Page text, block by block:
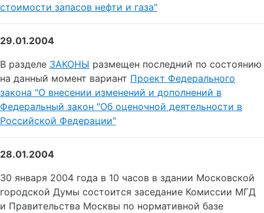
стоимости запасов нефти и газа"
29.01.2004
В разделе ЗАКОНЫ размещен последний по состоянию
на данный момент вариант Проект Федерального
закона "О внесении изменений и дополнений в
Федеральный закон "Об оценочной деятельности в
Российской Федерации"
28.01.2004
30 января 2004 года в 10 часов в здании Московской
городской Думы состоится заседание Комиссии МГД
и Правительства Москвы по нормативной базе